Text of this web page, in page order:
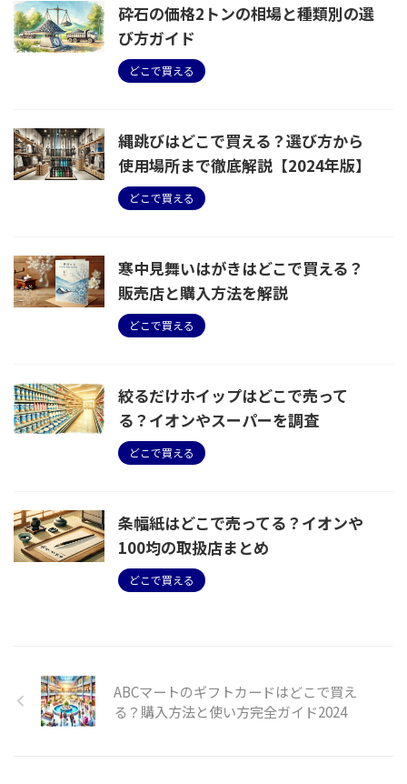
砕石の価格2トンの相場と種類別の選
び方ガイド
どこで買える
縄跳びはどこで買える？選び方から
使用場所まで徹底解説【2024年版】
どこで買える
寒中見舞いはがきはどこで買える？
販売店と購入方法を解説
どこで買える
絞るだけホイップはどこで売って
る？イオンやスーパーを調査
どこで買える
条幅紙はどこで売ってる？イオンや
100均の取扱店まとめ
どこで買える
ABCマートのギフトカードはどこで買え
る？購入方法と使い方完全ガイド2024